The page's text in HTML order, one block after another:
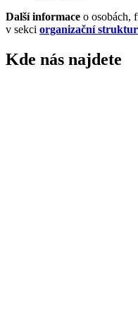
Další informace o osobách,
v sekci organizační
Kde nás najdete